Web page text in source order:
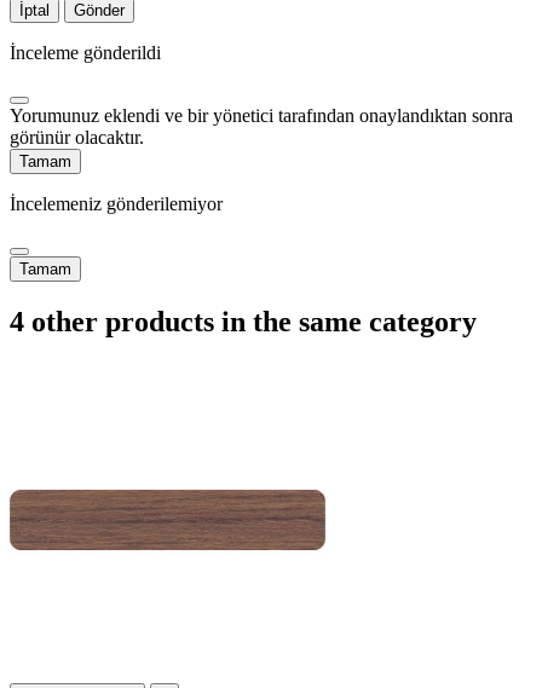
İptal Gönder
İnceleme gönderildi
Yorumunuz eklendi ve bir yönetici tarafından onaylandıktan sonra
görünür olacaktır.
Tamam
İncelemeniz gönderilemiyor
Tamam
4 other products in the same category